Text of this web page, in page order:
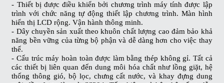
- Thiết bị được điều khiển bởi chương trình máy tính được lập
trình với chức năng tự động thiết lập chương trình. Màn hình
hiển thị LCD rộng. Vận hành thông minh.
- Dây chuyền sản xuất theo khuôn chất lượng cao đảm bảo khả
năng bền vững của từng bộ phận và dễ dàng hơn cho việc thay
thế.
- Cấu trúc máy hoàn toàn được làm bằng thép không gỉ. Tất cả
các thiết bị liên quan đến dung môi hóa chất như lồng giặt, hệ
thống thông gió, bộ lọc, chưng cất nước, và khay đựng dung